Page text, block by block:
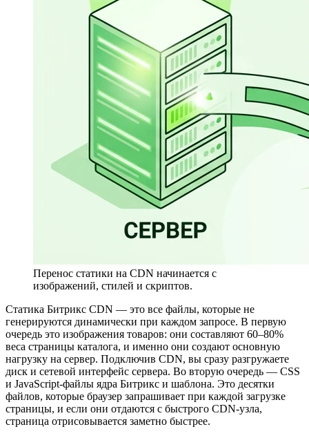
Перенос статики на CDN начинается с
изображений, стилей и скриптов.
Статика Битрикс CDN — это все файлы, которые не
генерируются динамически при каждом запросе. В первую
очередь это изображения товаров: они составляют 60–80%
веса страницы каталога, и именно они создают основную
нагрузку на сервер. Подключив CDN, вы сразу разгружаете
диск и сетевой интерфейс сервера. Во вторую очередь — CSS
и JavaScript-файлы ядра Битрикс и шаблона. Это десятки
файлов, которые браузер запрашивает при каждой загрузке
страницы, и если они отдаются с быстрого CDN-узла,
страница отрисовывается заметно быстрее.